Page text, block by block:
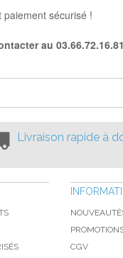
sécurisé !
au
Livraison rapide à
CGV